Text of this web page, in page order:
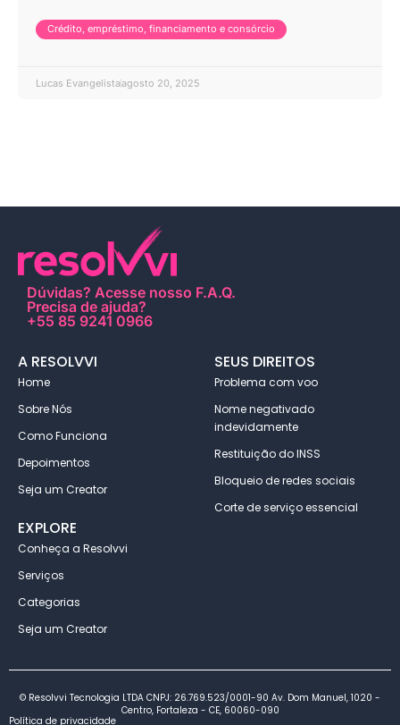
Crédito, empréstimo, financiamento e consórcio
Lucas Evangelistaagosto 20, 2025
Dúvidas? Acesse nosso F.A.Q.
Precisa de ajuda?
+55 85 9241 0966
A RESOLVVI
Home
Sobre Nós
Como Funciona
Depoimentos
Seja um Creator
SEUS DIREITOS
Problema com voo
Nome negativado
indevidamente
Restituição do INSS
Bloqueio de redes sociais
Corte de serviço essencial
EXPLORE
Conheça a Resolvvi
Serviços
Categorias
Seja um Creator
© Resolvvi Tecnologia LTDA CNPJ: 26.769.523/0001-90 Av. Dom Manuel, 1020 -
Centro, Fortaleza - CE, 60060-090
Política de privacidade